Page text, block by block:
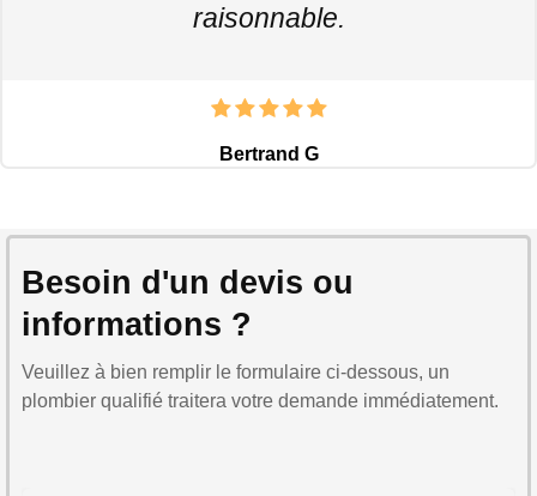
raisonnable.
Bertrand G
Besoin d'un devis ou
informations ?
Veuillez à bien remplir le formulaire ci-dessous, un
plombier qualifié traitera votre demande immédiatement.